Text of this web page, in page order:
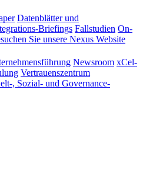
Datenblätter und
Briefings Fallstudien On-
Sie unsere Nexus Website
Newsroom xCel-
Vertrauenszentrum
, Sozial- und Governance-